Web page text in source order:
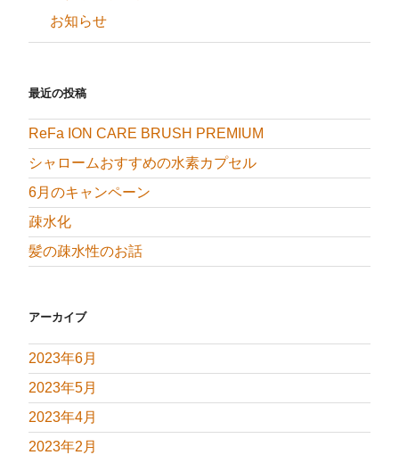
お知らせ
最近の投稿
ReFa ION CARE BRUSH PREMIUM
シャロームおすすめの水素カプセル
6月のキャンペーン
疎水化
髪の疎水性のお話
アーカイブ
2023年6月
2023年5月
2023年4月
2023年2月